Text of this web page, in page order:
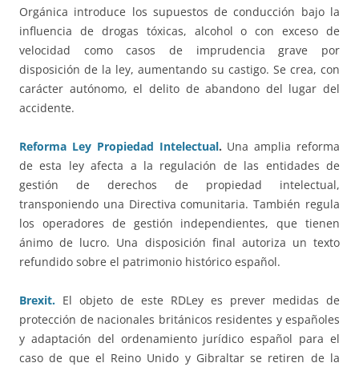
Orgánica introduce los supuestos de conducción bajo la
influencia de drogas tóxicas, alcohol o con exceso de
velocidad como casos de imprudencia grave por
disposición de la ley, aumentando su castigo. Se crea, con
carácter autónomo, el delito de abandono del lugar del
accidente.
Reforma Ley Propiedad Intelectual. Una amplia reforma
de esta ley afecta a la regulación de las entidades de
gestión de derechos de propiedad intelectual,
transponiendo una Directiva comunitaria. También regula
los operadores de gestión independientes, que tienen
ánimo de lucro. Una disposición final autoriza un texto
refundido sobre el patrimonio histórico español.
Brexit. El objeto de este RDLey es prever medidas de
protección de nacionales británicos residentes y españoles
y adaptación del ordenamiento jurídico español para el
caso de que el Reino Unido y Gibraltar se retiren de la